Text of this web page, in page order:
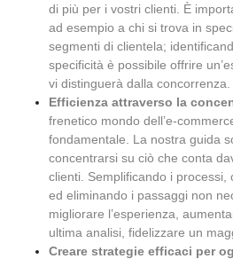
di più per i vostri clienti. È
ad esempio a chi si trova in
segmenti di clientela;
specificità è possibile offrire
vi distinguerà dalla concorrenza.
Efficienza attraverso la
frenetico mondo dell’e-
fondamentale. La nostra guida
concentrarsi su ciò che conta
clienti. Semplificando i processi,
ed eliminando i passaggi non
migliorare l’esperienza,
ultima analisi, fidelizzare un
Creare strategie efficaci per